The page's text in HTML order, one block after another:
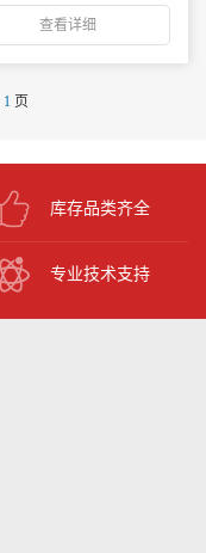
查看详细
1 页
库存品类齐全
专业技术支持